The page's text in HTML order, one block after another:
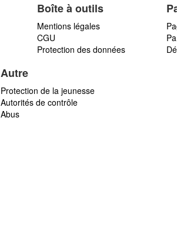
Boîte à outils
Mentions légales
CGU
Protection des données
Autre
Protection de la jeunesse
Autorités de contrôle
Abus